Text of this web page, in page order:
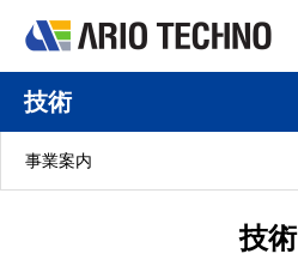
技術
事業案内
技術